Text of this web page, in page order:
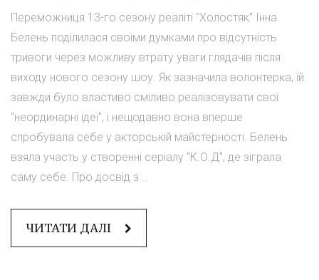
Переможниця 13-го сезону реаліті "Холостяк" Інна
Белень поділилася своїми думками про відсутність
тривоги через можливу втрату уваги глядачів після
виходу нового сезону шоу. Як зазначила волонтерка, їй
завжди було властиво сміливо реалізовувати свої
"неординарні ідеї", і нещодавно вона вперше
спробувала себе у акторській майстерності. Белень
взяла участь у створенні серіалу "К.О.Д", де зіграла
саму себе. Про досвід з...
ЧИТАТИ ДАЛІ